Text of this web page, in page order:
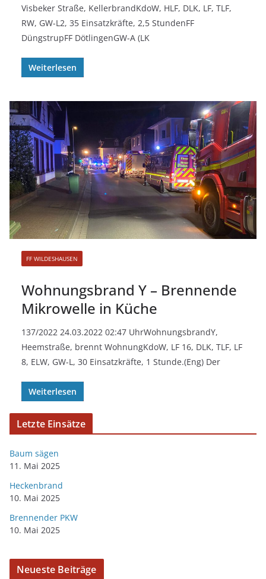
Visbeker Straße, KellerbrandKdoW, HLF, DLK, LF, TLF,
RW, GW-L2, 35 Einsatzkräfte, 2,5 StundenFF
DüngstrupFF DötlingenGW-A (LK
Weiterlesen
FF WILDESHAUSEN
Wohnungsbrand Y – Brennende
Mikrowelle in Küche
137/2022 24.03.2022 02:47 UhrWohnungsbrandY,
Heemstraße, brennt WohnungKdoW, LF 16, DLK, TLF, LF
8, ELW, GW-L, 30 Einsatzkräfte, 1 Stunde.(Eng) Der
Weiterlesen
Letzte Einsätze
Baum sägen
11. Mai 2025
Heckenbrand
10. Mai 2025
Brennender PKW
10. Mai 2025
Neueste Beiträge